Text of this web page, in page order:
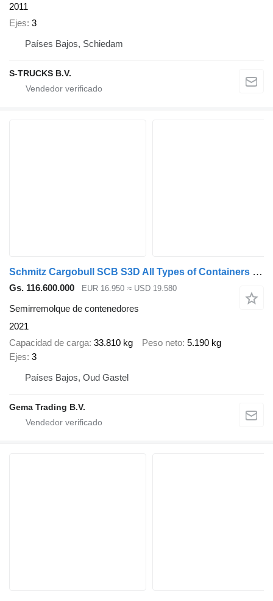
2011
Ejes 3
Países Bajos, Schiedam
S-TRUCKS B.V.
Schmitz Cargobull SCB S3D All Types of Containers - Front/Rear Slider - Lift Axle
Gs. 116.600.000 EUR 16.950 ≈ USD 19.580
Semirremolque de contenedores
2021
Capacidad de carga 33.810 kg Peso neto 5.190 kg
Ejes 3
Países Bajos, Oud Gastel
Gema Trading B.V.